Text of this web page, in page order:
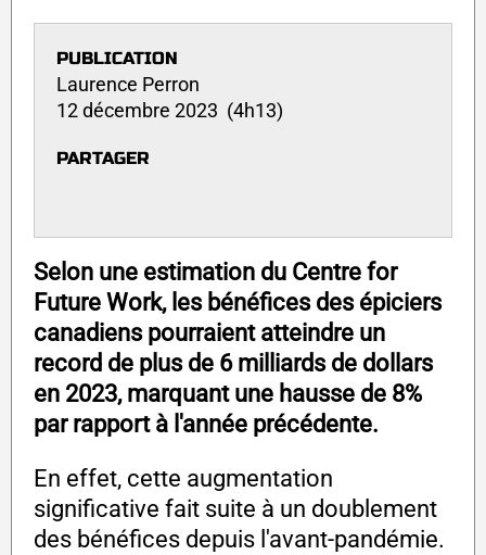
PUBLICATION
Laurence Perron
12 décembre 2023 (4h13)
PARTAGER
Selon une estimation du Centre for
Future Work, les bénéfices des épiciers
canadiens pourraient atteindre un
record de plus de 6 milliards de dollars
en 2023, marquant une hausse de 8%
par rapport à l'année précédente.
En effet, cette augmentation
significative fait suite à un doublement
des bénéfices depuis l'avant-pandémie.